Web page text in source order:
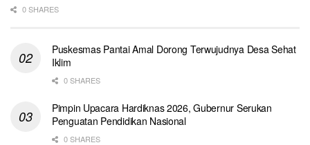
0 SHARES
Puskesmas Pantai Amal Dorong Terwujudnya Desa Sehat
Iklim
0 SHARES
Pimpin Upacara Hardiknas 2026, Gubernur Serukan
Penguatan Pendidikan Nasional
0 SHARES